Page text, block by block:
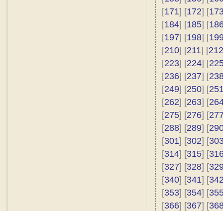
[171] [172] [
[184] [185] [
[197] [198] [
[210] [211] [212
[223] [224] [
[236] [237] [
[249] [250] [
[262] [263] [
[275] [276] [
[288] [289] [
[301] [302] [
[314] [315] [
[327] [328] [
[340] [341] [
[353] [354] [
[366] [367] [